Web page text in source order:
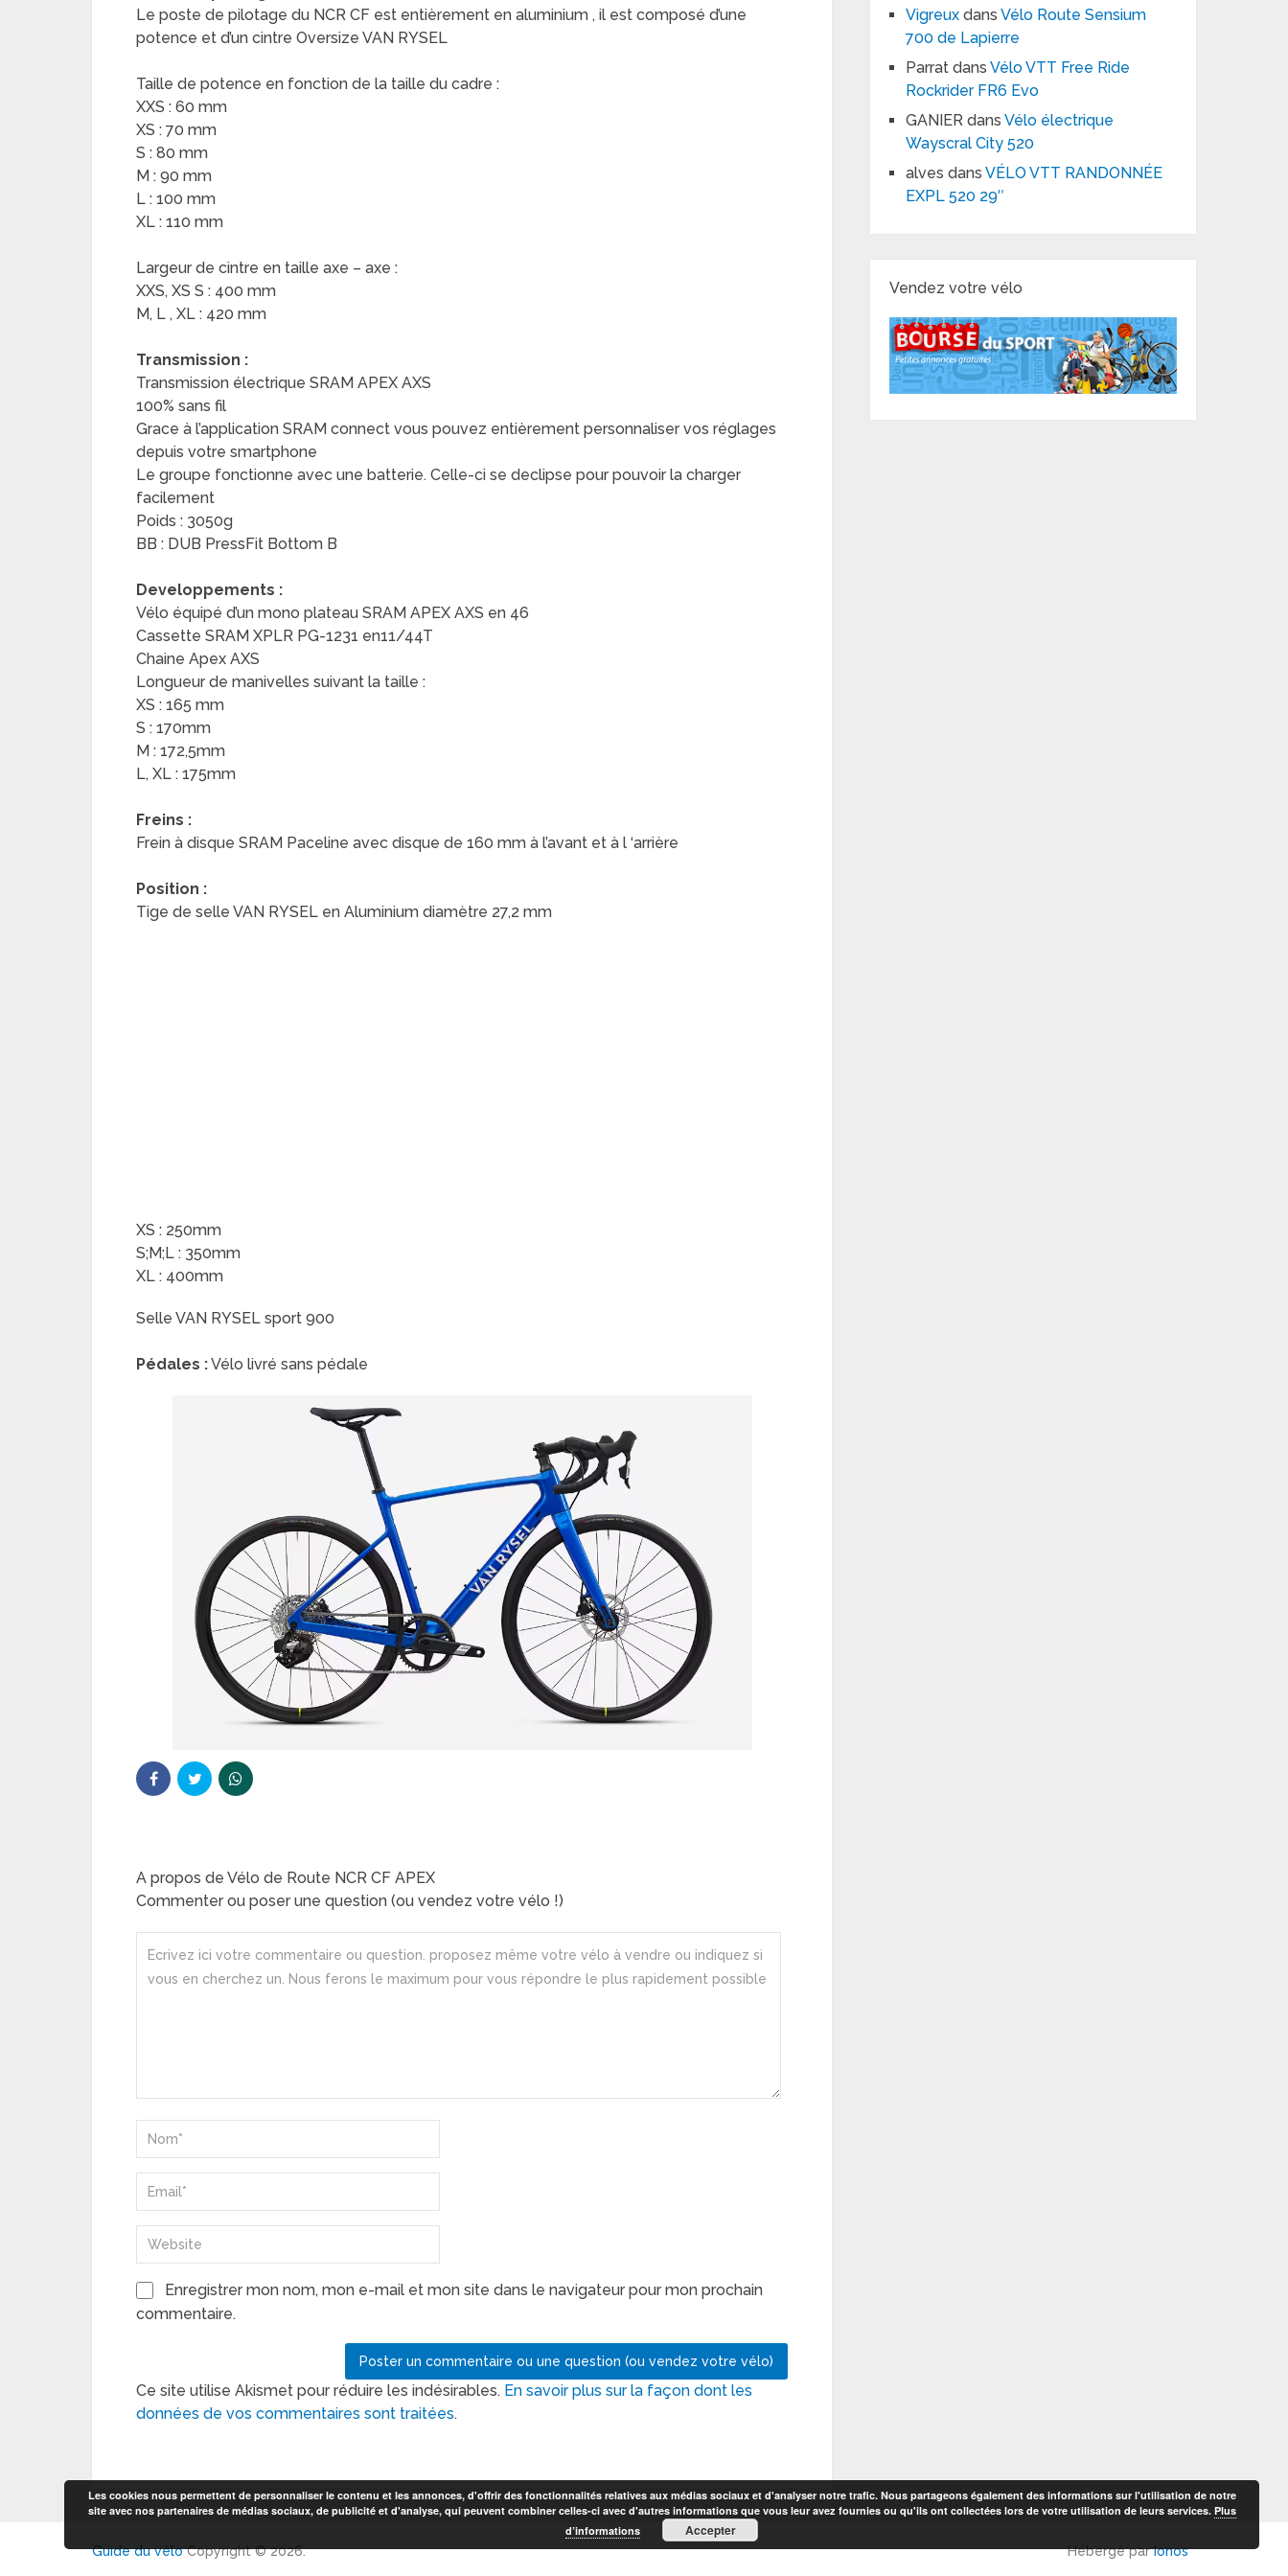
Le poste de pilotage du NCR CF est entièrement en aluminium , il est composé d’une
potence et d’un cintre Oversize VAN RYSEL
Taille de potence en fonction de la taille du cadre :
XXS : 60 mm
XS : 70 mm
S : 80 mm
M : 90 mm
L : 100 mm
XL : 110 mm
Largeur de cintre en taille axe – axe :
XXS, XS S : 400 mm
M, L , XL : 420 mm
Transmission :
Transmission électrique SRAM APEX AXS
100% sans fil
Grace à l’application SRAM connect vous pouvez entièrement personnaliser vos réglages
depuis votre smartphone
Le groupe fonctionne avec une batterie. Celle-ci se declipse pour pouvoir la charger
facilement
Poids : 3050g
BB : DUB PressFit Bottom B
Developpements :
Vélo équipé d’un mono plateau SRAM APEX AXS en 46
Cassette SRAM XPLR PG-1231 en11/44T
Chaine Apex AXS
Longueur de manivelles suivant la taille :
XS : 165 mm
S : 170mm
M : 172,5mm
L, XL : 175mm
Freins :
Frein à disque SRAM Paceline avec disque de 160 mm à l’avant et à l ‘arrière
Position :
Tige de selle VAN RYSEL en Aluminium diamètre 27,2 mm
XS : 250mm
S;M;L : 350mm
XL : 400mm
Selle VAN RYSEL sport 900
Pédales :Vélo livré sans pédale
A propos de Vélo de Route NCR CF APEX
Commenter ou poser une question (ou vendez votre vélo !)
Enregistrer mon nom, mon e-mail et mon site dans le navigateur pour mon prochain
commentaire.
Ce site utilise Akismet pour réduire les indésirables. En savoir plus sur la façon dont les
données de vos commentaires sont traitées.
Vigreux dansVélo Route Sensium
700 de Lapierre
Parrat dansVélo VTT Free Ride
Rockrider FR6 Evo
GANIER dansVélo électrique
Wayscral City 520
alves dansVÉLO VTT RANDONNÉE
EXPL 520 29″
Vendez votre vélo
Guide du véloCopyright © 2026. Hébergé parIonos
Les cookies nous permettent de personnaliser le contenu et les annonces, d'offrir des fonctionnalités relatives aux médias sociaux et d'analyser notre trafic. Nous partageons également des informations sur l'utilisation de notre
site avec nos partenaires de médias sociaux, de publicité et d'analyse, qui peuvent combiner celles-ci avec d'autres informations que vous leur avez fournies ou qu'ils ont collectées lors de votre utilisation de leurs services. Plus
d’informations
Accepter